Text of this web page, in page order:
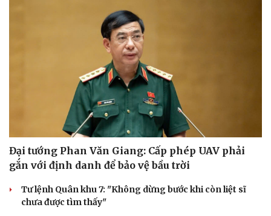
Đại tướng Phan Văn Giang: Cấp phép UAV phải
gắn với định danh để bảo vệ bầu trời
Tư lệnh Quân khu 7: "Không dừng bước khi còn liệt sĩ
chưa được tìm thấy"